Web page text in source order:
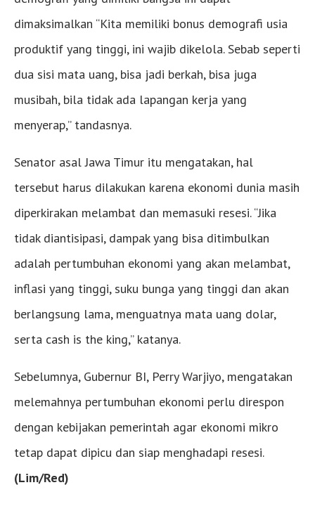
dimaksimalkan “Kita memiliki bonus demografi usia
produktif yang tinggi, ini wajib dikelola. Sebab seperti
dua sisi mata uang, bisa jadi berkah, bisa juga
musibah, bila tidak ada lapangan kerja yang
menyerap,” tandasnya.
Senator asal Jawa Timur itu mengatakan, hal
tersebut harus dilakukan karena ekonomi dunia masih
diperkirakan melambat dan memasuki resesi. “Jika
tidak diantisipasi, dampak yang bisa ditimbulkan
adalah pertumbuhan ekonomi yang akan melambat,
inflasi yang tinggi, suku bunga yang tinggi dan akan
berlangsung lama, menguatnya mata uang dolar,
serta cash is the king,” katanya.
Sebelumnya, Gubernur BI, Perry Warjiyo, mengatakan
melemahnya pertumbuhan ekonomi perlu direspon
dengan kebijakan pemerintah agar ekonomi mikro
tetap dapat dipicu dan siap menghadapi resesi.
(Lim/Red)